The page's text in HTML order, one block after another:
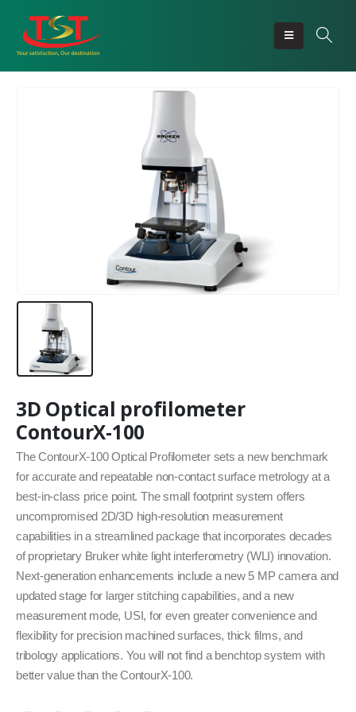
3D Optical profilometer
ContourX-100
The ContourX-100 Optical Profilometer sets a new benchmark
for accurate and repeatable non-contact surface metrology at a
best-in-class price point. The small footprint system offers
uncompromised 2D/3D high-resolution measurement
capabilities in a streamlined package that incorporates decades
of proprietary Bruker white light interferometry (WLI) innovation.
Next-generation enhancements include a new 5 MP camera and
updated stage for larger stitching capabilities, and a new
measurement mode, USI, for even greater convenience and
flexibility for precision machined surfaces, thick films, and
tribology applications. You will not find a benchtop system with
better value than the ContourX-100.